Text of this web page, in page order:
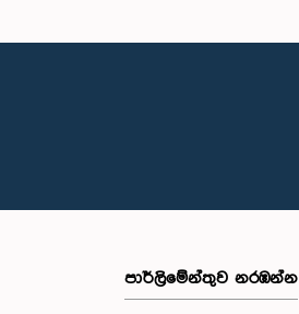
පාර්ලි‌මේන්තුව නරඹන්න